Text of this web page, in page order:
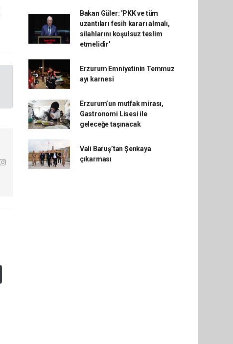
Bakan Güler: 'PKK ve tüm
uzantıları fesih kararı almalı,
silahlarını koşulsuz teslim
etmelidir'
Erzurum Emniyetinin Temmuz
ayı karnesi
Erzurum’un mutfak mirası,
Gastronomi Lisesi ile
geleceğe taşınacak
Vali Baruş’tan Şenkaya
çıkarması